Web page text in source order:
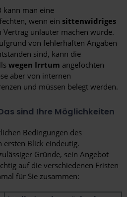
kann man eine
wenn ein sittenwidriges
Vertrag unlauter machen würde.
von fehlerhaften Angaben
sind, kann die
wegen Irrtum angefochten
aber von internen
und müssen belegt werden.
sind Ihre Möglichkeiten
Bedingungen des
ersten Blick eindeutig.
Gründe, sein Angebot
auf die verschiedenen Fristen
für Sie zusammen: